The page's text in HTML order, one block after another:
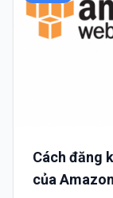
Cách đăng
của